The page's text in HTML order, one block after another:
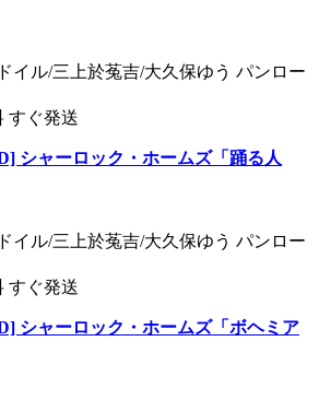
イル/三上於菟吉/大久保ゆう パンロー
すぐ発送
シャーロック・ホームズ「踊る人
イル/三上於菟吉/大久保ゆう パンロー
すぐ発送
シャーロック・ホームズ「ボヘミア